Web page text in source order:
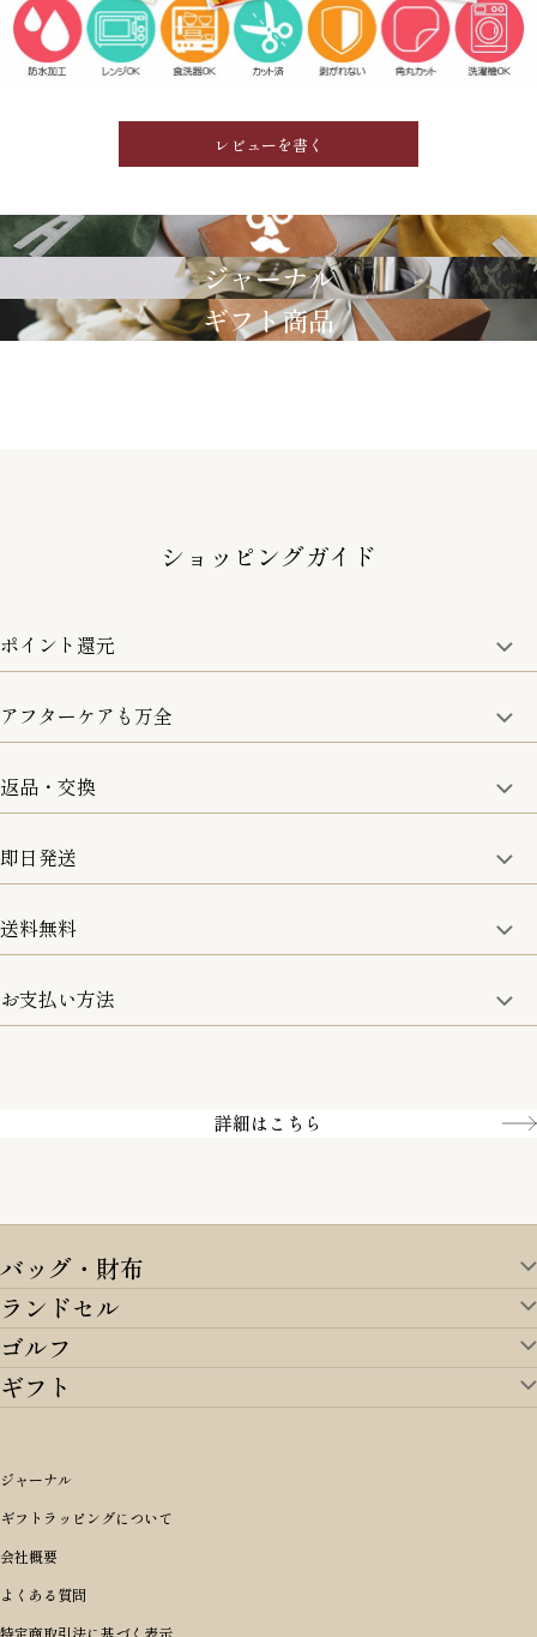
レビューを書く
GRIMM LAB
ジャーナル
ギフト商品
ショッピングガイド
ポイント還元
商品金額の10%をポイント還元いたします。
アフターケアも万全
取り扱い商品はすべて正規品となります。
修理などのご相談に関しましては、責任を持って対応させてい
ただきます。
返品・交換
8日以内なら、返品・交換も可能です。
即日発送
15:00までのご注文は即日発送
お取寄せ商品を除く
送料無料
5,500円(税込)以上で全国送料無料となります。
お支払い方法
詳細はこちら
バッグ・財布
バッグ・財布TOP
すべてを見る
アイテムから選ぶ
リュックサック・デイパック・バックパック
ショルダーバッグ
ボディバッグ・ウエストバッグ
長財布
二つ折り財布
m＋ エムピウ
PORTER 吉田カバン ポーター
BRIEFING ブリーフィング
Dakota ダコタ
ランドセル
ランドセルTOP
すべてを見る
オリジナルランドセル
女の子ランドセル
男の子ランドセル
ランドセル小物・その他
レッド
価格から選ぶ
〜49,999円
50,000円〜59,999円
60,000円〜69,999円
ゴルフ
ゴルフTOP
アイテムから選ぶ
キャディバッグ
ヘッドカバー
ゴルフ小物
ブランドから選ぶ
BRIEFING ブリーフィング
master-piece マスターピース
ギフト
シーンから探す
誕生日
結婚祝い
出産祝い
入学・進学祝い
性別・年齢から探す
男性向け
女性向け
予算から探す
〜4,999円
ジャーナル
ギフトラッピングについて
会社概要
よくある質問
特定商取引法に基づく表示